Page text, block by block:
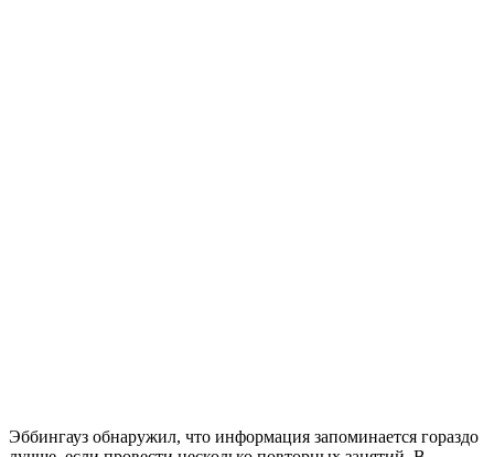
Эббингауз обнаружил, что информация запоминается гораздо